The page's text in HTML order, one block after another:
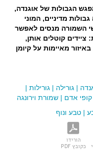
במפגש הגבולות של אוגנדה,
מדיניים, המוני
השמורה מנסים לאפשר
קוטלים אותן,
מאיימות על קיומן
| גורילה | גורילות |
קופי אדם | שמורת וירונגה
| טבע ונוף
הורידו
כקובץ PDF